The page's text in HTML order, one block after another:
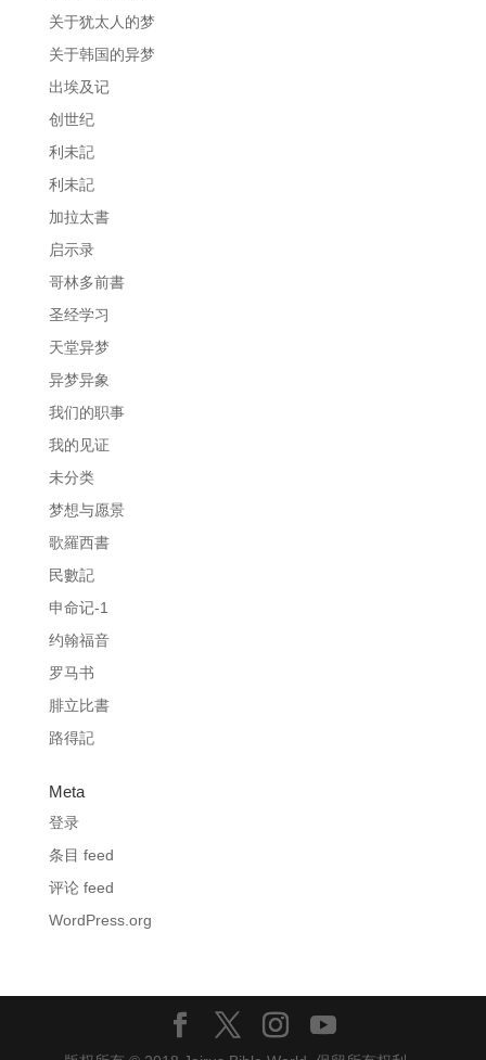
关于犹太人的梦
关于韩国的异梦
出埃及记
创世纪
利未記
利未記
加拉太書
启示录
哥林多前書
圣经学习
天堂异梦
异梦异象
我们的职事
我的见证
未分类
梦想与愿景
歌羅西書
民數記
申命记-1
约翰福音
罗马书
腓立比書
路得記
Meta
登录
条目 feed
评论 feed
WordPress.org